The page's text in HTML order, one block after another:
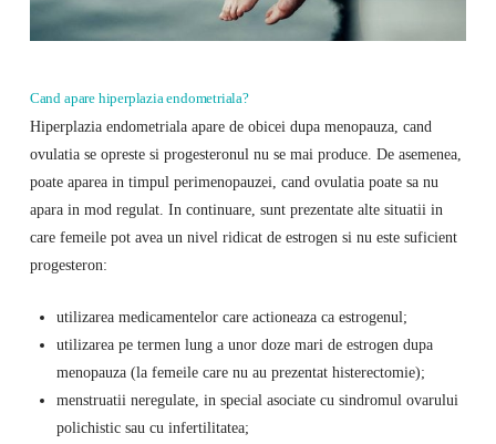
Cand apare hiperplazia endometriala?
Hiperplazia endometriala apare de obicei dupa menopauza, cand
ovulatia se opreste si progesteronul nu se mai produce. De asemenea,
poate aparea in timpul perimenopauzei, cand ovulatia poate sa nu
apara in mod regulat. In continuare, sunt prezentate alte situatii in
care femeile pot avea un nivel ridicat de estrogen si nu este suficient
progesteron:
utilizarea medicamentelor care actioneaza ca estrogenul;
utilizarea pe termen lung a unor doze mari de estrogen dupa
menopauza (la femeile care nu au prezentat histerectomie);
menstruatii neregulate, in special asociate cu sindromul ovarului
polichistic sau cu infertilitatea;